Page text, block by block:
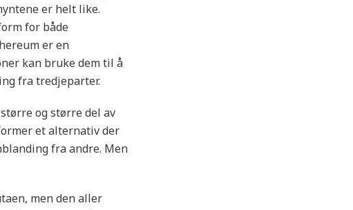
er helt like.
for både
er en
kan bruke dem til å
fra tredjeparter.
og større del av
et alternativ der
fra andre. Men
men den aller